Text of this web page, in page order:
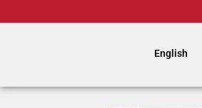
English